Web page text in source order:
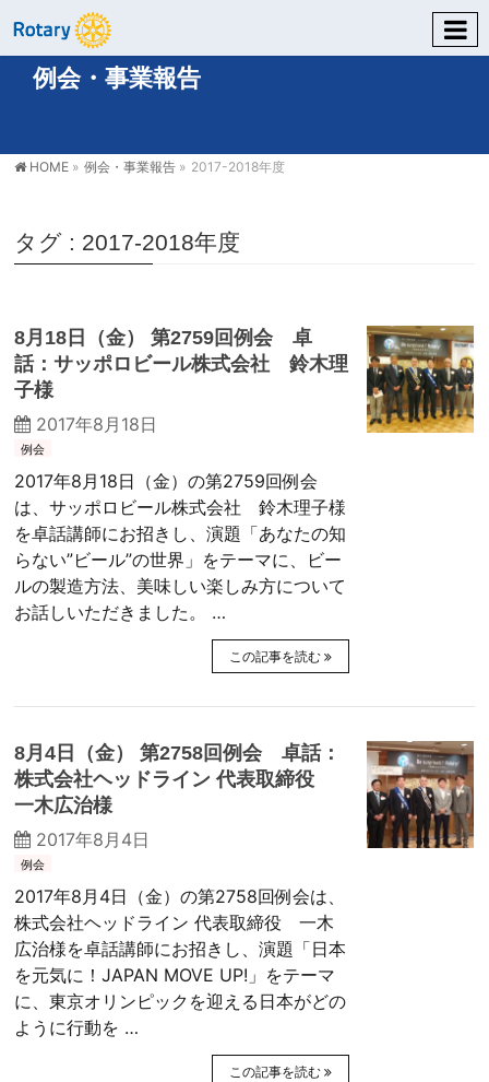
例会・事業報告
HOME » 例会・事業報告 » 2017-2018年度
タグ : 2017-2018年度
8月18日（金） 第2759回例会 卓
話：サッポロビール株式会社 鈴木理
子様
2017年8月18日
例会
2017年8月18日（金）の第2759回例会
は、サッポロビール株式会社 鈴木理子様
を卓話講師にお招きし、演題「あなたの知
らない”ビール”の世界」をテーマに、ビー
ルの製造方法、美味しい楽しみ方について
お話しいただきました。 …
この記事を読む
8月4日（金） 第2758回例会 卓話：
株式会社ヘッドライン 代表取締役
一木広治様
2017年8月4日
例会
2017年8月4日（金）の第2758回例会は、
株式会社ヘッドライン 代表取締役 一木
広治様を卓話講師にお招きし、演題「日本
を元気に！JAPAN MOVE UP!」をテーマ
に、東京オリンピックを迎える日本がどの
ように行動を …
この記事を読む